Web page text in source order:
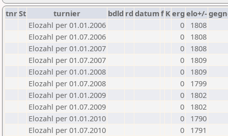
tnrSt turnier bdld rd datumf Kerg elo+/-
Elozahl per 01.01.2006
0
1808
Elozahl per 01.07.2006
0
1808
Elozahl per 01.01.2007
0
1808
Elozahl per 01.07.2007
0
1809
Elozahl per 01.01.2008
0
1809
Elozahl per 01.07.2008
0
1799
Elozahl per 01.01.2009
0
1802
Elozahl per 01.07.2009
0
1802
Elozahl per 01.01.2010
0
1790
Elozahl per 01.07.2010
0
1791